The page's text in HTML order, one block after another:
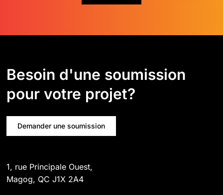
Besoin d'une soumission
pour votre projet?
Demander une soumission
1, rue Principale Ouest,
Magog, QC J1X 2A4